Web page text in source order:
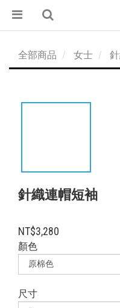
全部商品 女士
針織連帽短袖
NT$3,280
顏色
尺寸